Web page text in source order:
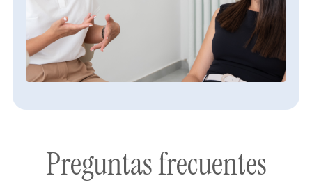
Preguntas frecuentes